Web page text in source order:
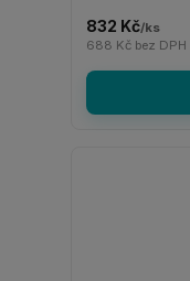
832 Kč/ks
688 Kč bez DPH